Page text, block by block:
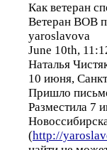
Как ветеран
Ветеран ВОВ
yaroslavova
June 10th,
Наталья
10 июня,
Пришло
Разместила 7
(http://